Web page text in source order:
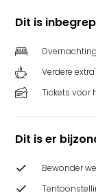
Dit is
Verdere
Tickets voor
Dit is er
Bewonder